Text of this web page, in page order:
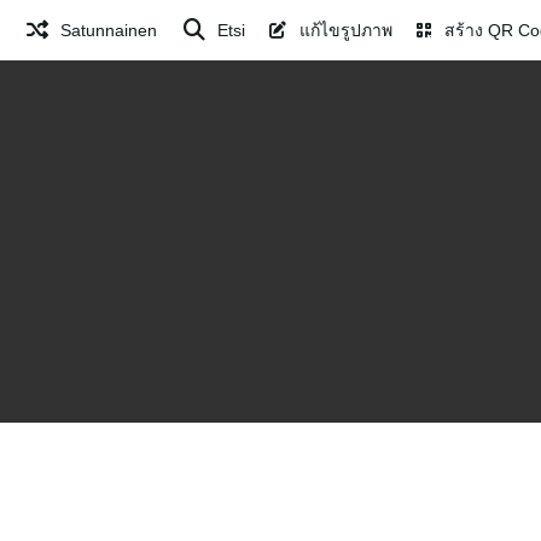
Satunnainen Etsi แก้ไขรูปภาพ สร้าง QR